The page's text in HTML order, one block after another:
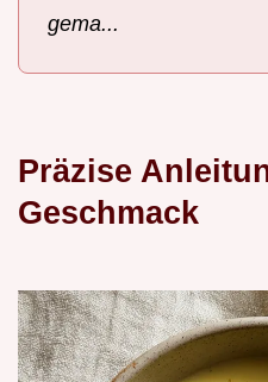
gema...
Präzise
Geschmack